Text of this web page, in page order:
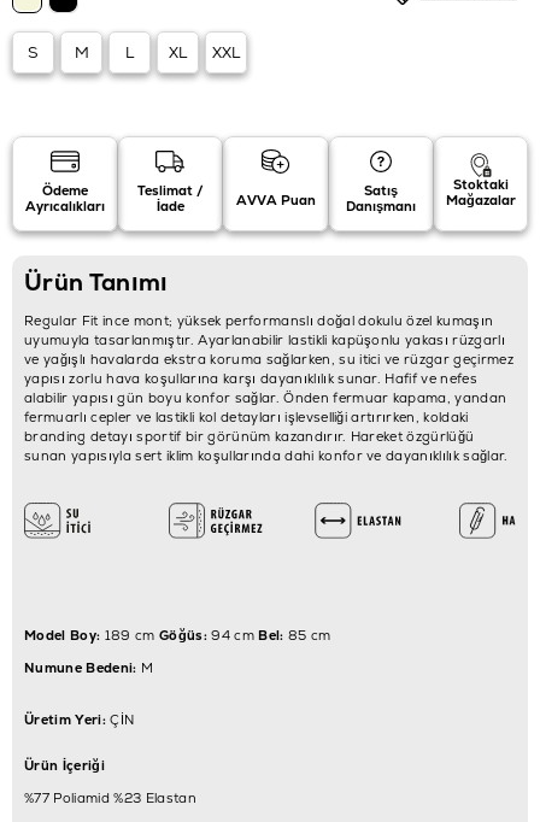
S M L XL XXL
Ödeme
Ayrıcalıkları
Teslimat /
İade
AVVA Puan
Satış
Danışmanı
Stoktaki
Mağazalar
Ürün Tanımı
Regular Fit ince mont; yüksek performanslı doğal dokulu özel kumaşın
uyumuyla tasarlanmıştır. Ayarlanabilir lastikli kapüşonlu yakası rüzgarlı
ve yağışlı havalarda ekstra koruma sağlarken, su itici ve rüzgar geçirmez
yapısı zorlu hava koşullarına karşı dayanıklılık sunar. Hafif ve nefes
alabilir yapısı gün boyu konfor sağlar. Önden fermuar kapama, yandan
fermuarlı cepler ve lastikli kol detayları işlevselliği artırırken, koldaki
branding detayı sportif bir görünüm kazandırır. Hareket özgürlüğü
sunan yapısıyla sert iklim koşullarında dahi konfor ve dayanıklılık sağlar.
Model Boy: 189 cm Göğüs:94 cmBel: 85 cm
Numune Bedeni: M
Üretim Yeri:ÇİN
Ürün İçeriği
%77 Poliamid %23 Elastan